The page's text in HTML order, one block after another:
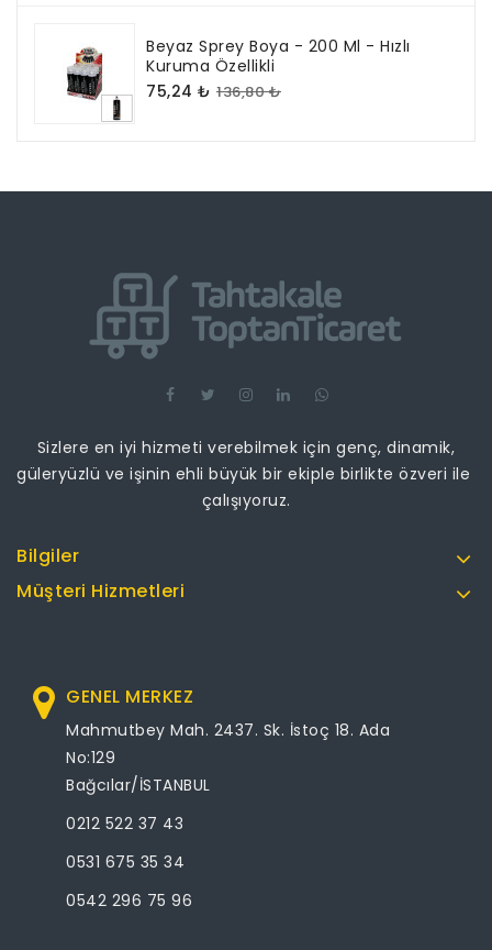
Beyaz Sprey Boya - 200 Ml - Hızlı
Kuruma Özellikli
75,24 ₺ 136,80 ₺
Sizlere en iyi hizmeti verebilmek için genç, dinamik,
güleryüzlü ve işinin ehli büyük bir ekiple birlikte özveri ile
çalışıyoruz.
Bilgiler
Müşteri Hizmetleri
GENEL MERKEZ
Mahmutbey Mah. 2437. Sk. İstoç 18. Ada
No:129
Bağcılar/İSTANBUL
0212 522 37 43
0531 675 35 34
0542 296 75 96